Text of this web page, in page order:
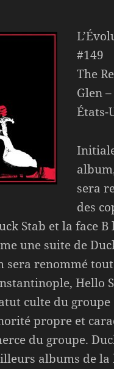
#149
The
Glen
États-
sera
des
Stab et la face
une suite de
sera renommé
Hello
culte du
propre et
du groupe.
albums de